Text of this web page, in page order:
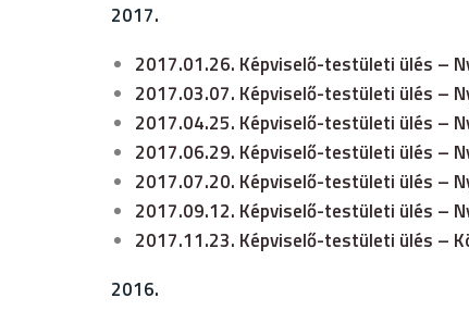
2017.
2017.01.26. Képviselő-testületi ülés –
2017.03.07. Képviselő-testületi ülés –
2017.04.25. Képviselő-testületi ülés –
2017.06.29. Képviselő-testületi ülés –
2017.07.20. Képviselő-testületi ülés –
2017.09.12. Képviselő-testületi ülés –
2017.11.23. Képviselő-testületi ülés –
2016.